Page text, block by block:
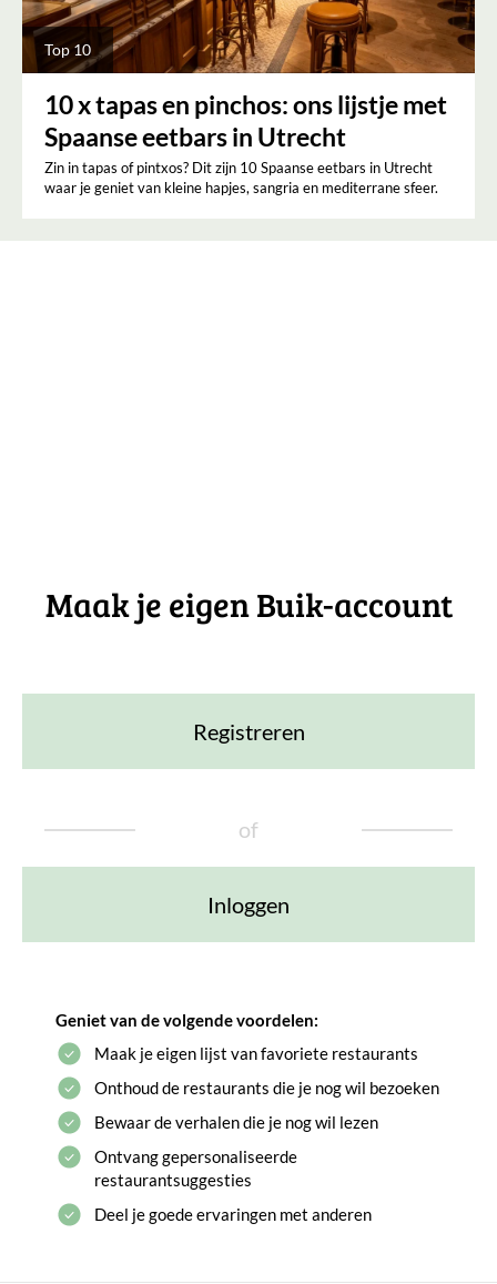
Top 10
10 x tapas en pinchos: ons lijstje met
Spaanse eetbars in Utrecht
Zin in tapas of pintxos? Dit zijn 10 Spaanse eetbars in Utrecht
waar je geniet van kleine hapjes, sangria en mediterrane sfeer.
Maak je eigen Buik-account
Registreren
of
Inloggen
Geniet van de volgende voordelen:
Maak je eigen lijst van favoriete restaurants
Onthoud de restaurants die je nog wil bezoeken
Bewaar de verhalen die je nog wil lezen
Ontvang gepersonaliseerde
restaurantsuggesties
Deel je goede ervaringen met anderen